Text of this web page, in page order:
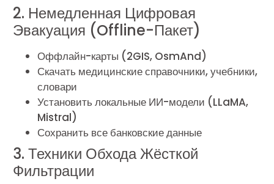
2. Немедленная Цифровая
Эвакуация (Offline-Пакет)
Оффлайн-карты (2GIS, OsmAnd)
Скачать медицинские справочники, учебники,
словари
Установить локальные ИИ-модели (LLaMA,
Mistral)
Сохранить все банковские данные
3. Техники Обхода Жёсткой
Фильтрации